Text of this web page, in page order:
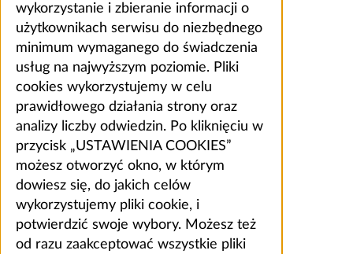
wykorzystanie i zbieranie informacji o
użytkownikach serwisu do niezbędnego
minimum wymaganego do świadczenia
usług na najwyższym poziomie. Pliki
cookies wykorzystujemy w celu
prawidłowego działania strony oraz
analizy liczby odwiedzin. Po kliknięciu w
przycisk „USTAWIENIA COOKIES”
możesz otworzyć okno, w którym
dowiesz się, do jakich celów
wykorzystujemy pliki cookie, i
potwierdzić swoje wybory. Możesz też
od razu zaakceptować wszystkie pliki